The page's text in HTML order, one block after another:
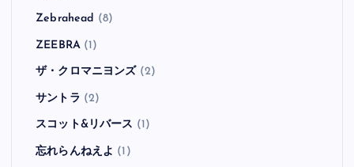
Zebrahead (8)
ZEEBRA(1)
ザ・クロマニヨンズ (2)
サントラ (2)
スコット&リバース (1)
忘れらんねえよ (1)